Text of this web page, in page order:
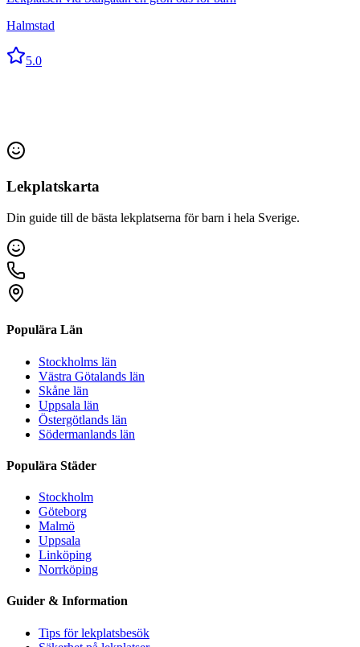
Halmstad
5.0
Lekplatskarta
Din guide till de bästa lekplatserna för barn i hela Sverige.
Populära Län
Stockholms län
Västra Götalands län
Skåne län
Uppsala län
Östergötlands län
Södermanlands län
Populära Städer
Stockholm
Göteborg
Malmö
Uppsala
Linköping
Norrköping
Guider & Information
Tips för lekplatsbesök